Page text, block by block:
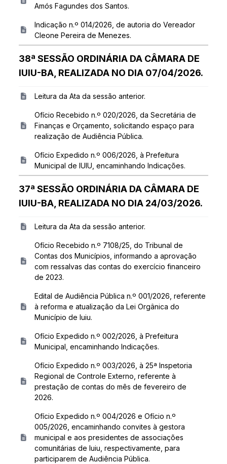
Amós Fagundes dos Santos.
Indicação n.º 014/2026, de autoria do Vereador
Cleone Pereira de Menezes.
38ª SESSÃO ORDINÁRIA DA CÂMARA DE
IUIU-BA, REALIZADA NO DIA 07/04/2026.
Leitura da Ata da sessão anterior.
Ofício Recebido n.º 020/2026, da Secretária de
Finanças e Orçamento, solicitando espaço para
realização de Audiência Pública.
Ofício Expedido n.º 006/2026, à Prefeitura
Municipal de IUIU, encaminhando Indicações.
37ª SESSÃO ORDINÁRIA DA CÂMARA DE
IUIU-BA, REALIZADA NO DIA 24/03/2026.
Leitura da Ata da sessão anterior.
Ofício Recebido n.º 7108/25, do Tribunal de
Contas dos Municípios, informando a aprovação
com ressalvas das contas do exercício financeiro
de 2023.
Edital de Audiência Pública n.º 001/2026, referente
à reforma e atualização da Lei Orgânica do
Município de Iuiu.
Ofício Expedido n.º 002/2026, à Prefeitura
Municipal, encaminhando Indicações.
Ofício Expedido n.º 003/2026, à 25ª Inspetoria
Regional de Controle Externo, referente à
prestação de contas do mês de fevereiro de
2026.
Ofício Expedido n.º 004/2026 e Ofício n.º
005/2026, encaminhando convites à gestora
municipal e aos presidentes de associações
comunitárias de Iuiu, respectivamente, para
participarem de Audiência Pública.